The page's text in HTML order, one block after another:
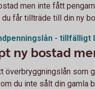
men inte fått
får tillträde till din ny
-
ny bostad
överbryggningslån som
du inte sålt din gamla